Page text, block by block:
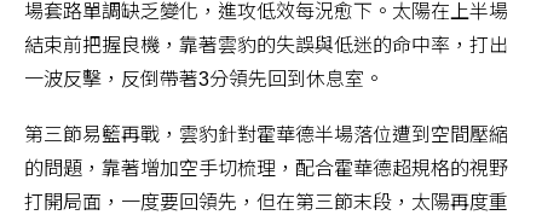
場套路單調缺乏變化，進攻低效每況愈下。太陽在上半場
結束前把握良機，靠著雲豹的失誤與低迷的命中率，打出
一波反擊，反倒帶著3分領先回到休息室。
第三節易籃再戰，雲豹針對霍華德半場落位遭到空間壓縮
的問題，靠著增加空手切梳理，配合霍華德超規格的視野
打開局面，一度要回領先，但在第三節末段，太陽再度重